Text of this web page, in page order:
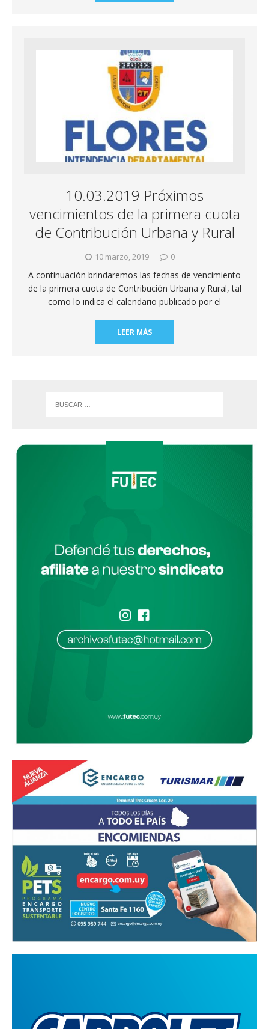
10.03.2019 Próximos
vencimientos de la primera cuota
de Contribución Urbana y Rural
10 marzo, 2019 0
A continuación brindaremos las fechas de vencimiento
de la primera cuota de Contribución Urbana y Rural, tal
como lo indica el calendario publicado por el
LEER MÁS